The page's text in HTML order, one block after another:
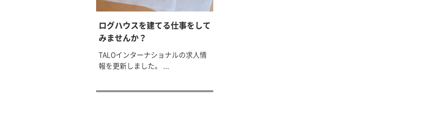
ログハウスを建てる仕事をして
みませんか？
TALOインターナショナルの求人情
報を更新しました。 ...